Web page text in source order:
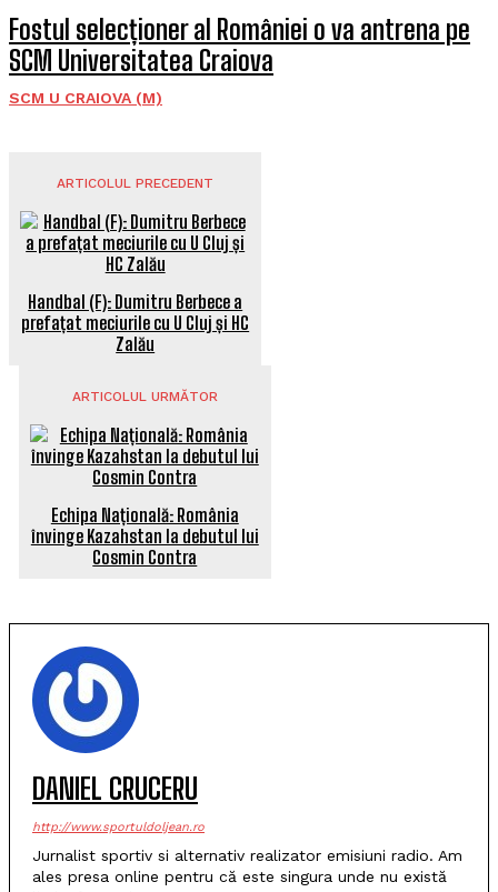
Fostul selecționer al României o va antrena pe
SCM Universitatea Craiova
SCM U CRAIOVA (M)
ARTICOLUL PRECEDENT
Handbal (F): Dumitru Berbece a
prefațat meciurile cu U Cluj și HC
Zalău
ARTICOLUL URMĂTOR
Echipa Națională: România
învinge Kazahstan la debutul lui
Cosmin Contra
DANIEL CRUCERU
http://www.sportuldoljean.ro
Jurnalist sportiv si alternativ realizator emisiuni radio. Am
ales presa online pentru că este singura unde nu există